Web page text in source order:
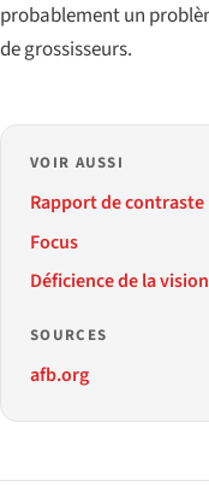
probablement un
de grossisseurs.
VOIR AUSSI
Rapport de contraste
Focus
Déficience de la
SOURCES
afb.org